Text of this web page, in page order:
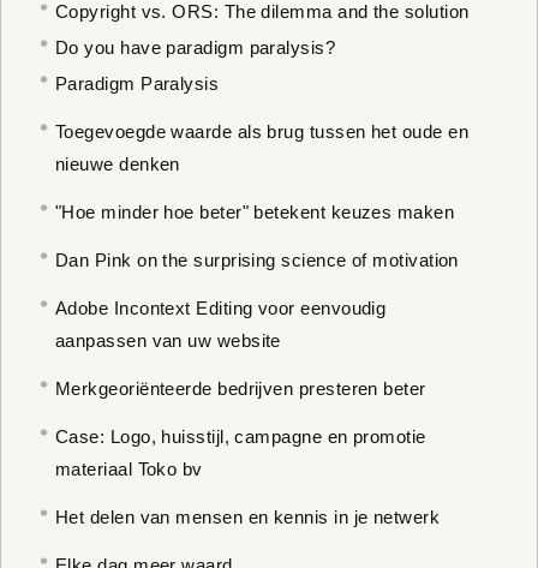
Copyright vs. ORS: The dilemma and the solution
Do you have paradigm paralysis?
Paradigm Paralysis
Toegevoegde waarde als brug tussen het oude en
nieuwe denken
"Hoe minder hoe beter" betekent keuzes maken
Dan Pink on the surprising science of motivation
Adobe Incontext Editing voor eenvoudig
aanpassen van uw website
Merkgeoriënteerde bedrijven presteren beter
Case: Logo, huisstijl, campagne en promotie
materiaal Toko bv
Het delen van mensen en kennis in je netwerk